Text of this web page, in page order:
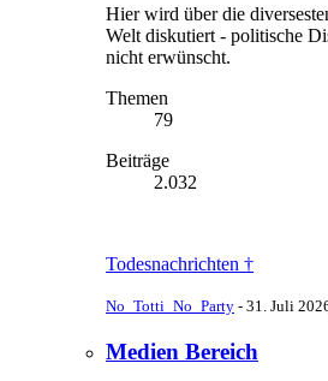
Hier wird über die
Welt diskutiert - politische
nicht erwünscht.
Themen
79
Beiträge
2.032
Todesnachrichten †
No_Totti_No_Party - 31. Juli
Medien Bereich